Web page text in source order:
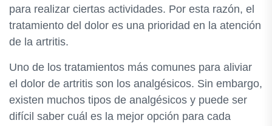
para realizar ciertas actividades. Por esta razón, el
tratamiento del dolor es una prioridad en la atención
de la artritis.
Uno de los tratamientos más comunes para aliviar
el dolor de artritis son los analgésicos. Sin embargo,
existen muchos tipos de analgésicos y puede ser
difícil saber cuál es la mejor opción para cada